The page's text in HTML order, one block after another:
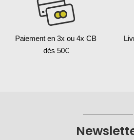
Paiement en 3x ou 4x CB
dès 50€